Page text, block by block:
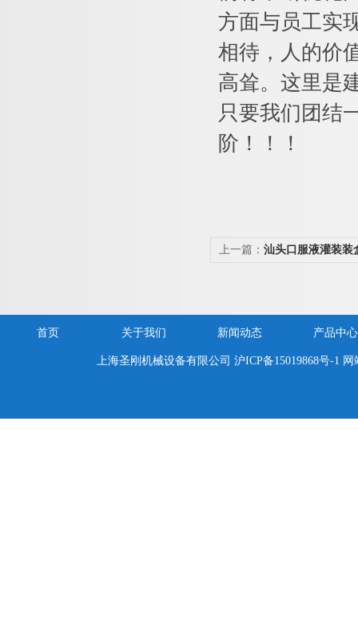
方面与员工实
相待，人的价
高耸。这里是
只要我们团结
阶！！！
上一篇： 汕头口服液灌装装
首页 关于我们 新闻动态 产品中心
上海圣刚机械设备有限公司沪ICP备15019868号-1 网